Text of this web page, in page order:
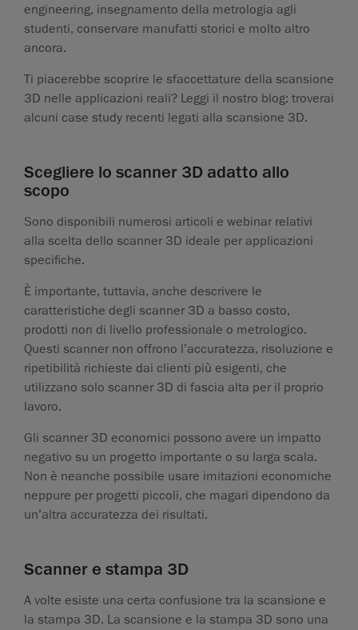
engineering, insegnamento della metrologia agli
studenti, conservare manufatti storici e molto altro
ancora.
Ti piacerebbe scoprire le sfaccettature della scansione
3D nelle applicazioni reali? Leggi il nostro blog: troverai
alcuni case study recenti legati alla scansione 3D.
Scegliere lo scanner 3D adatto allo
scopo
Sono disponibili numerosi articoli e webinar relativi
alla scelta dello scanner 3D ideale per applicazioni
specifiche.
È importante, tuttavia, anche descrivere le
caratteristiche degli scanner 3D a basso costo,
prodotti non di livello professionale o metrologico.
Questi scanner non offrono l’accuratezza, risoluzione e
ripetibilità richieste dai clienti più esigenti, che
utilizzano solo scanner 3D di fascia alta per il proprio
lavoro.
Gli scanner 3D economici possono avere un impatto
negativo su un progetto importante o su larga scala.
Non è neanche possibile usare imitazioni economiche
neppure per progetti piccoli, che magari dipendono da
un’altra accuratezza dei risultati.
Scanner e stampa 3D
A volte esiste una certa confusione tra la scansione e
la stampa 3D. La scansione e la stampa 3D sono una